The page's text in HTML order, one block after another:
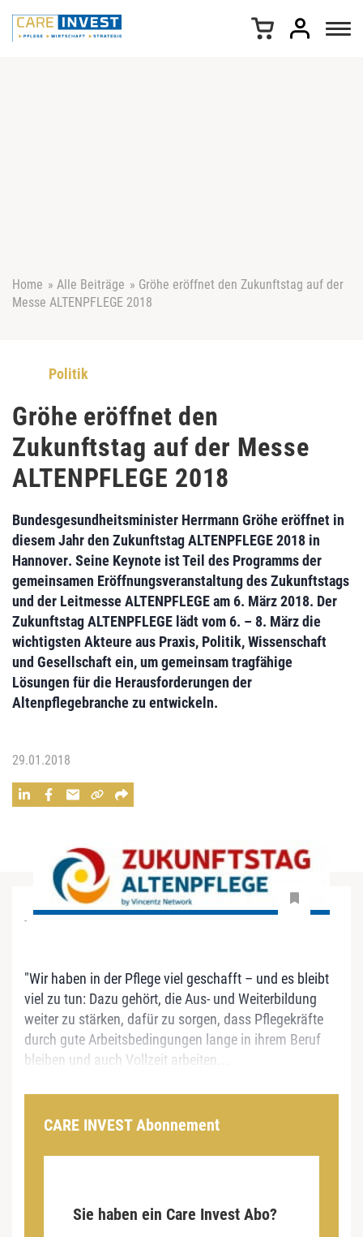
Home » Alle Beiträge » Gröhe eröffnet den Zukunftstag auf der
Messe ALTENPFLEGE 2018
Politik
Gröhe eröffnet den
Zukunftstag auf der Messe
ALTENPFLEGE 2018
Bundesgesundheitsminister Herrmann Gröhe eröffnet in
diesem Jahr den Zukunftstag ALTENPFLEGE 2018 in
Hannover. Seine Keynote ist Teil des Programms der
gemeinsamen Eröffnungsveranstaltung des Zukunftstags
und der Leitmesse ALTENPFLEGE am 6. März 2018. Der
Zukunftstag ALTENPFLEGE lädt vom 6. – 8. März die
wichtigsten Akteure aus Praxis, Politik, Wissenschaft
und Gesellschaft ein, um gemeinsam tragfähige
Lösungen für die Herausforderungen der
Altenpflegebranche zu entwickeln.
29.01.2018
-
"Wir haben in der Pflege viel geschafft – und es bleibt
viel zu tun: Dazu gehört, die Aus- und Weiterbildung
weiter zu stärken, dafür zu sorgen, dass Pflegekräfte
durch gute Arbeitsbedingungen lange in ihrem Beruf
bleiben und auch Vollzeit arbeiten...
CARE INVEST Abonnement
Sie haben ein Care Invest Abo?